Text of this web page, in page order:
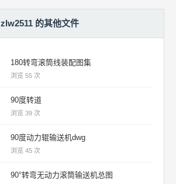
zlw2511 的其他文件
180转弯滚筒线装配图集
浏览 55 次
90度转道
浏览 39 次
90度动力辊输送机dwg
浏览 45 次
90°转弯无动力滚筒输送机总图